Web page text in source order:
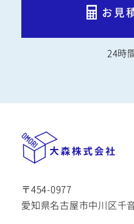
お見
24時
〒454-0977
愛知県名古屋市中川区千